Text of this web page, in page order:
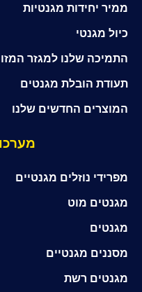
ממיר יחידות מגנטיות
כיול מגנטי
התמיכה שלנו למגזר
תעודת הובלת מגנטים
המוצרים החדשים שלנו
מפרידי נוזלים מגנטיים
מגנטים מוט
מגנטים
מסננים מגנטיים
מגנטים רשת